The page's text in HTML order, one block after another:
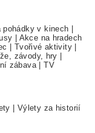
pohádky v kinech
Akce na hradech
Tvořivé aktivity
závody, hry
zábava|TV
Výlety za historií